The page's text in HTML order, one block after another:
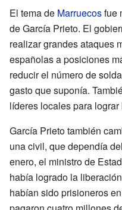
El tema de Marruecosfue
de García Prieto. El
realizar grandes ataques
españolas a posiciones
reducir el número de
gasto que suponía.
líderes locales para lograr
García Prieto también
una civil, que dependía
enero, el ministro de
había logrado la
habían sido prisioneros